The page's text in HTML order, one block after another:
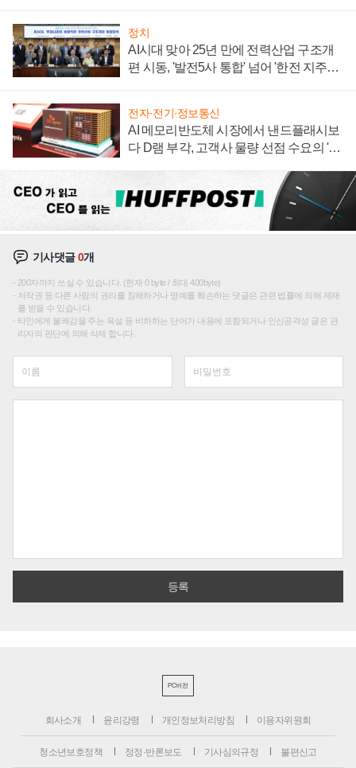
정치
AI시대 맞아 25년 만에 전력산업 구조개
편 시동, '발전5사 통합' 넘어 '한전 지주사'
전자·전기·정보통신
AI 메모리반도체 시장에서 낸드플래시보
다 D램 부각, 고객사 물량 선점 수요의 '우
기사댓글0개
200자까지 쓰실 수 있습니다. (현재 0 byte / 최대 400byte)
저작권 등 다른 사람의 권리를 침해하거나 명예를 훼손하는 댓글은 관련 법률에 의해 제재
를 받을 수 있습니다.
타인에게 불쾌감을 주는 욕설 등 비하하는 단어가 내용에 포함되거나 인신공격성 글은 관
리자의 판단에 의해 삭제 합니다.
PC버전
회사소개 윤리강령 개인정보처리방침 이용자위원회
청소년보호정책 정정·반론보도 기사심의규정 불편신고